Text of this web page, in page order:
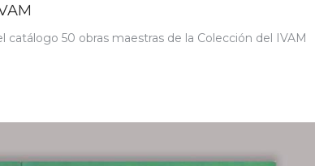
50 obras maestras de la Colección del IVAM